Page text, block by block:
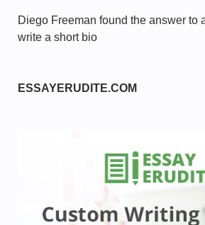
Diego Freeman found the answer to
write a short bio
ESSAYERUDITE.COM